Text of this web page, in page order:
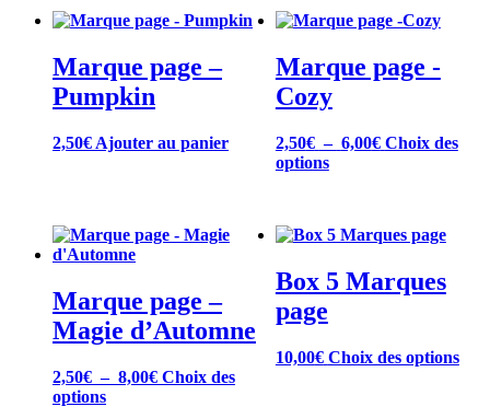
Marque page –
Pumpkin
2,50€ Ajouter au panier
Marque page -
Cozy
2,50€ – 6,00€Plage
6,00€
Choix des
optionsCe
variations.
options
peuvent
être
sur
Marque page –
Magie d’Automne
2,50€ – 8,00€Plage
Choix des
optionsCe
Box 5 Marques
page
10,00€ Choix des optionsCe